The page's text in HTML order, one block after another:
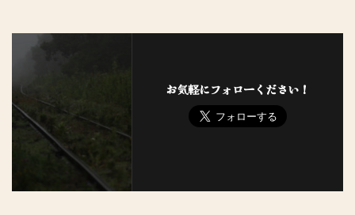
お気軽にフォローください！